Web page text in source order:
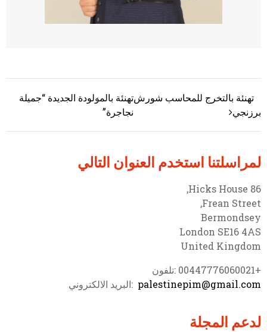
تصفّح المقالات
تهنئة بالمولودة الجديدة “جميلة
نجاجرة”
تهنئة بالتخرج للمحاسب شورش
برزنجي
لمراسلتنا استخدم العنوان التالي
86 Hicks House,
Frean Street,
Bermondsey
London SE16 4AS
United Kingdom
+00447776060021 :تلفون
palestinepim@gmail.com :البريد الالكتروني
لدعم المجلة